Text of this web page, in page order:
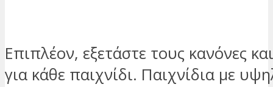
Επιπλέον, εξετάστε τους κανόνες
για κάθε παιχνίδι. Παιχνίδια με